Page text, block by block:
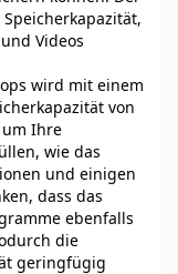
Videos
wird mit einem
von
um Ihre
wie das
und einigen
dass das
ebenfalls
die
geringfügig